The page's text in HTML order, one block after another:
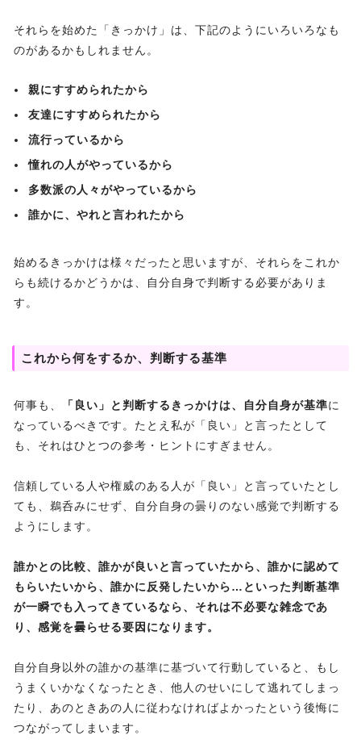
それらを始めた「きっかけ」は、下記のようにいろいろなも
のがあるかもしれません。
親にすすめられたから
友達にすすめられたから
流行っているから
憧れの人がやっているから
多数派の人々がやっているから
誰かに、やれと言われたから
始めるきっかけは様々だったと思いますが、それらをこれか
らも続けるかどうかは、自分自身で判断する必要がありま
す。
これから何をするか、判断する基準
何事も、 「良い」と判断するきっかけは、自分自身が基準に
なっているべきです。たとえ私が「良い」と言ったとして
も、それはひとつの参考・ヒントにすぎません。
信頼している人や権威のある人が「良い」と言っていたとし
ても、鵜呑みにせず、自分自身の曇りのない感覚で判断する
ようにします。
誰かとの比較、誰かが良いと言っていたから、誰かに認めて
もらいたいから、誰かに反発したいから…といった判断基準
が一瞬でも入ってきているなら、それは不必要な雑念であ
り、感覚を曇らせる要因になります。
自分自身以外の誰かの基準に基づいて行動していると、もし
うまくいかなくなったとき、他人のせいにして逃れてしまっ
たり、あのときあの人に従わなければよかったという後悔に
つながってしまいます。